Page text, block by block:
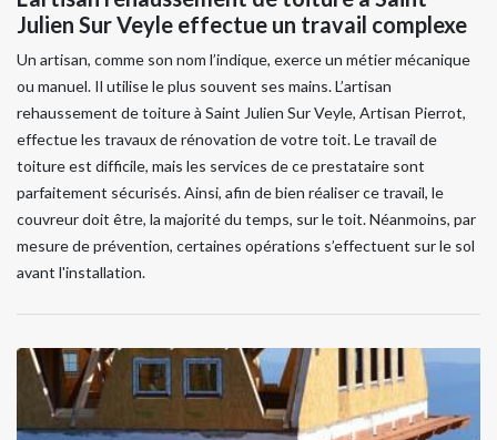
Julien Sur Veyle effectue un travail complexe
Un artisan, comme son nom l’indique, exerce un métier mécanique
ou manuel. Il utilise le plus souvent ses mains. L’artisan
rehaussement de toiture à Saint Julien Sur Veyle, Artisan Pierrot,
effectue les travaux de rénovation de votre toit. Le travail de
toiture est difficile, mais les services de ce prestataire sont
parfaitement sécurisés. Ainsi, afin de bien réaliser ce travail, le
couvreur doit être, la majorité du temps, sur le toit. Néanmoins, par
mesure de prévention, certaines opérations s’effectuent sur le sol
avant l'installation.